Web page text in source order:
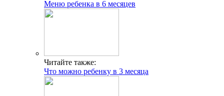
Меню ребенка в 6 месяцев
Читайте также:
Что можно ребенку в 3 месяца